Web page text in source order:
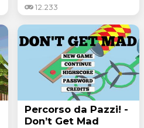
12.233
Percorso da Pazzi! -
Don’t Get Mad